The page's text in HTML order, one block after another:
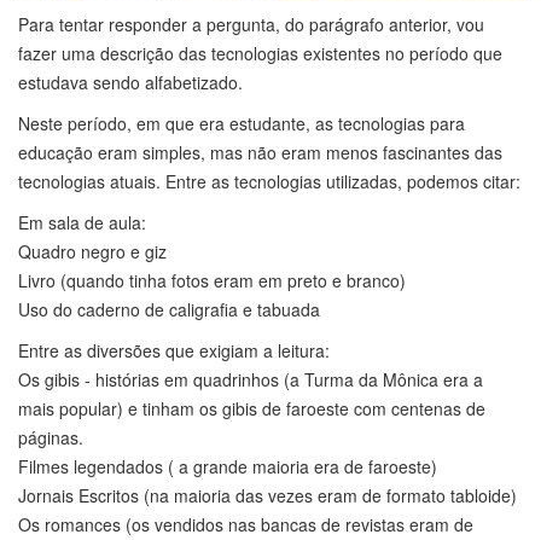
Para tentar responder a pergunta, do parágrafo anterior, vou
fazer uma descrição das tecnologias existentes no período que
estudava sendo alfabetizado.
Neste período, em que era estudante, as tecnologias para
educação eram simples, mas não eram menos fascinantes das
tecnologias atuais. Entre as tecnologias utilizadas, podemos citar:
Em sala de aula:
Quadro negro e giz
Livro (quando tinha fotos eram em preto e branco)
Uso do caderno de caligrafia e tabuada
Entre as diversões que exigiam a leitura:
Os gibis - histórias em quadrinhos (a Turma da Mônica era a
mais popular) e tinham os gibis de faroeste com centenas de
páginas.
Filmes legendados ( a grande maioria era de faroeste)
Jornais Escritos (na maioria das vezes eram de formato tabloide)
Os romances (os vendidos nas bancas de revistas eram de